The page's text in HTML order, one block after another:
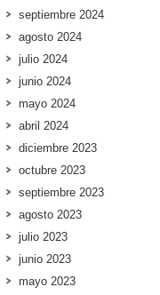
septiembre 2024
agosto 2024
julio 2024
junio 2024
mayo 2024
abril 2024
diciembre 2023
octubre 2023
septiembre 2023
agosto 2023
julio 2023
junio 2023
mayo 2023